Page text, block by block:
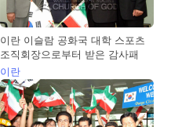
이란 이슬람 공화국 대학 스포츠
조직회장으로부터 받은 감사패
이란